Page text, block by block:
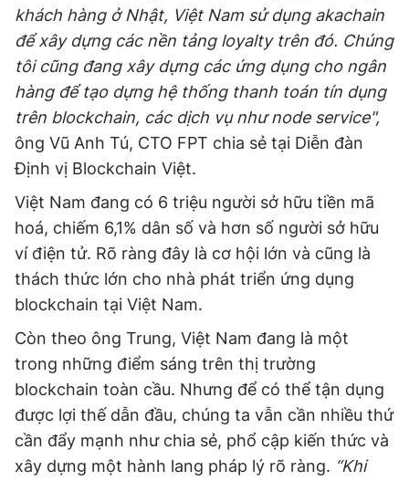
khách hàng ở Nhật, Việt Nam sử dụng akachain
để xây dựng các nền tảng loyalty trên đó. Chúng
tôi cũng đang xây dựng các ứng dụng cho ngân
hàng để tạo dựng hệ thống thanh toán tín dụng
trên blockchain, các dịch vụ như node service",
ông Vũ Anh Tú, CTO FPT chia sẻ tại Diễn đàn
Định vị Blockchain Việt.
Việt Nam đang có 6 triệu người sở hữu tiền mã
hoá, chiếm 6,1% dân số và hơn số người sở hữu
ví điện tử. Rõ ràng đây là cơ hội lớn và cũng là
thách thức lớn cho nhà phát triển ứng dụng
blockchain tại Việt Nam.
Còn theo ông Trung, Việt Nam đang là một
trong những điểm sáng trên thị trường
blockchain toàn cầu. Nhưng để có thể tận dụng
được lợi thế dẫn đầu, chúng ta vẫn cần nhiều thứ
cần đẩy mạnh như chia sẻ, phổ cập kiến thức và
xây dựng một hành lang pháp lý rõ ràng. “Khi